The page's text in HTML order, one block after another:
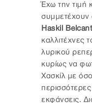
Έχω την τιμή
συμμετέχουν
Haskil
καλλιτέχνες
λυρικού
κυρίως να
Χασκίλ με
εκφάνσεις.